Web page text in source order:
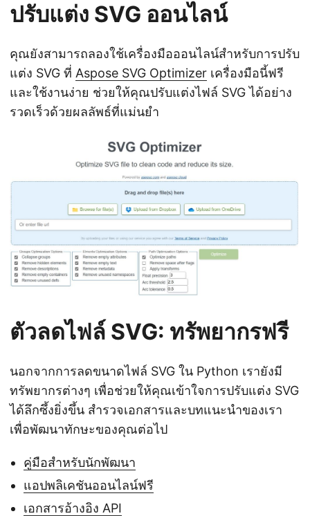
ปรับแต่ง SVG ออนไลน์
คุณยังสามารถลองใช้เครื่องมือออนไลน์สำหรับการปรับ
แต่ง SVG ที่ Aspose SVG Optimizer เครื่องมือนี้ฟรี
และใช้งานง่าย ช่วยให้คุณปรับแต่งไฟล์ SVG ได้อย่าง
รวดเร็วด้วยผลลัพธ์ที่แม่นยำ
ตัวลดไฟล์ SVG: ทรัพยากรฟรี
นอกจากการลดขนาดไฟล์ SVG ใน Python เรายังมี
ทรัพยากรต่างๆ เพื่อช่วยให้คุณเข้าใจการปรับแต่ง SVG
ได้ลึกซึ้งยิ่งขึ้น สำรวจเอกสารและบทแนะนำของเรา
เพื่อพัฒนาทักษะของคุณต่อไป
คู่มือสำหรับนักพัฒนา
แอปพลิเคชันออนไลน์ฟรี
เอกสารอ้างอิง API